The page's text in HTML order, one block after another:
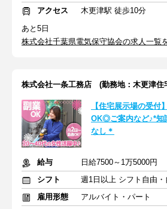
アクセス
木更津駅 徒歩10分
あと5日
株式会社千葉県電気保守協会の求人一覧
株式会社一条工務店 (勤務地：木更津住
【住宅展示場の受付
OK◎ご案内など♪*知
なし＊
給与
日給7500～1万5000円
シフト
週1日以上 シフト自由
雇用形態
アルバイト・パート